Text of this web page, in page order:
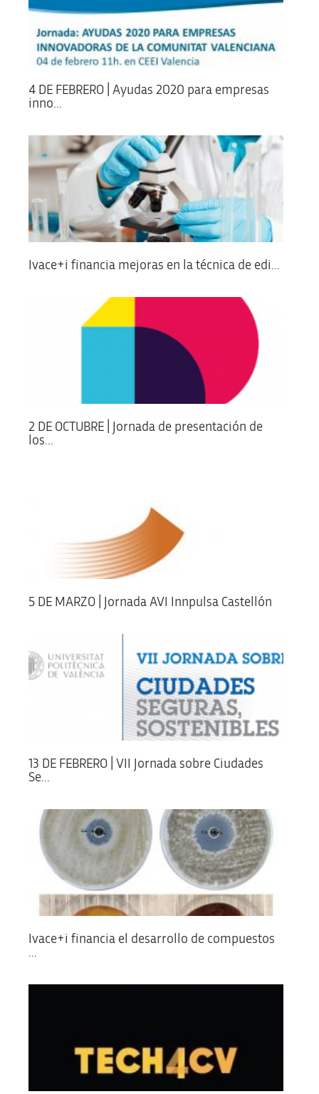
4 DE FEBRERO | Ayudas 2020 para empresas
inno...
Ivace+i financia mejoras en la técnica de edi...
2 DE OCTUBRE | Jornada de presentación de
los...
5 DE MARZO | Jornada AVI Innpulsa Castellón
13 DE FEBRERO | VII Jornada sobre Ciudades
Se...
Ivace+i financia el desarrollo de compuestos
...